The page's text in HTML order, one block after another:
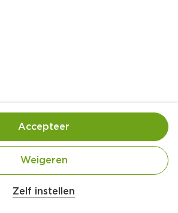
over dit product
onder 18 jaar verkopen wij geen
Zelf instellen
Weigeren
Accepteer